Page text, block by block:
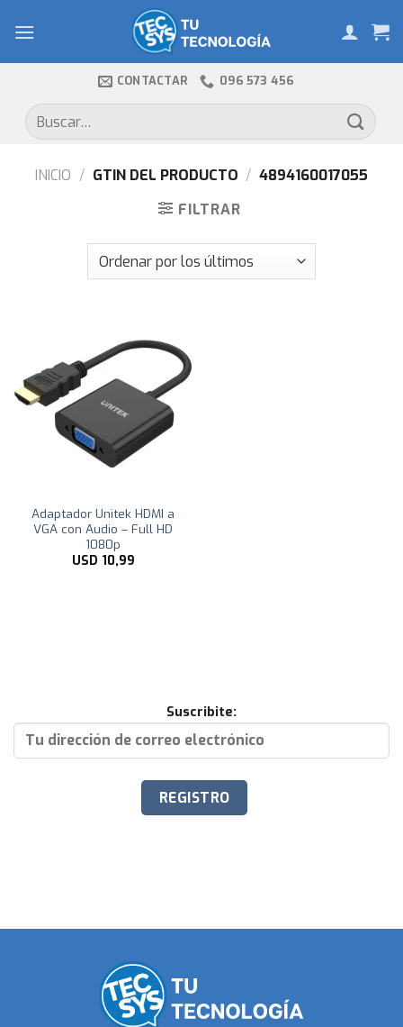
CONTACTAR 096 573 456
Buscar
por:
INICIO / GTIN DEL PRODUCTO / 4894160017055
FILTRAR
Adaptador Unitek HDMI a
VGA con Audio – Full HD
1080p
USD 10,99
Suscribite: